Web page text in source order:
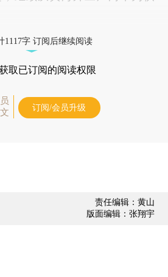
1117字 订阅后继续阅读
取已订阅的阅读权限
订阅/会员升级
责任编辑：黄山
版面编辑：张翔宇